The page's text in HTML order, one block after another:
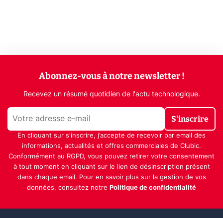
Abonnez-vous à notre newsletter !
Recevez un résumé quotidien de l'actu technologique.
S'inscrire
En cliquant sur s'inscrire, j’accepte de recevoir par email des
informations, actualités et offres commerciales de Clubic.
Conformément au RGPD, vous pouvez retirer votre consentement
à tout moment en cliquant sur le lien de désinscription présent
dans chaque email. Pour en savoir plus sur la gestion de vos
données, consultez notre Politique de confidentialité